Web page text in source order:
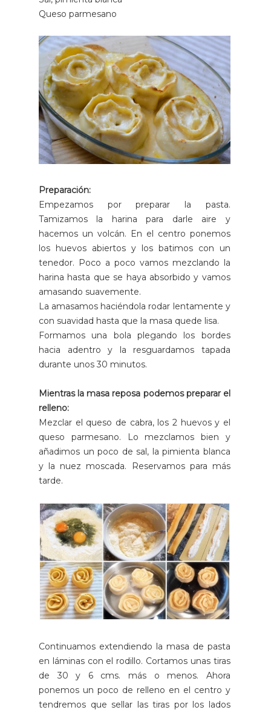
Queso parmesano
Preparación:
Empezamos por preparar la pasta.
Tamizamos la harina para darle aire y
hacemos un volcán. En el centro ponemos
los huevos abiertos y los batimos con un
tenedor. Poco a poco vamos mezclando la
harina hasta que se haya absorbido y vamos
amasando suavemente.
La amasamos haciéndola rodar lentamente y
con suavidad hasta que la masa quede lisa.
Formamos una bola plegando los bordes
hacia adentro y la resguardamos tapada
durante unos 30 minutos.
Mientras la masa reposa podemos preparar el
relleno:
Mezclar el queso de cabra, los 2 huevos y el
queso parmesano. Lo mezclamos bien y
añadimos un poco de sal, la pimienta blanca
y la nuez moscada. Reservamos para más
tarde.
Continuamos extendiendo la masa de pasta
en láminas con el rodillo. Cortamos unas tiras
de 30 y 6 cms. más o menos. Ahora
ponemos un poco de relleno en el centro y
tendremos que sellar las tiras por los lados